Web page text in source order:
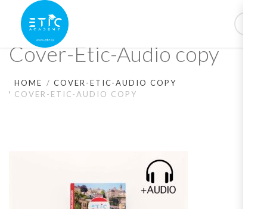
Cover-Etic-Audio copy
HOME
COVER-ETIC-AUDIO COPY
COVER-ETIC-AUDIO COPY